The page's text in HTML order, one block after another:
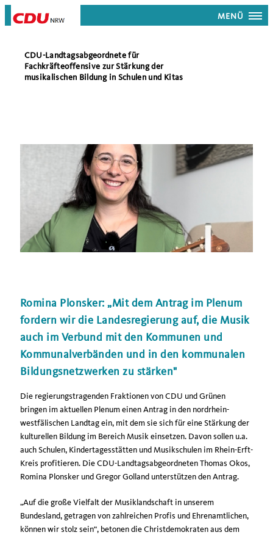
MENÜ
CDU-Landtagsabgeordnete für
Fachkräfteoffensive zur Stärkung der
musikalischen Bildung in Schulen und Kitas
Romina Plonsker: „Mit dem Antrag im Plenum
fordern wir die Landesregierung auf, die Musik
auch im Verbund mit den Kommunen und
Kommunalverbänden und in den kommunalen
Bildungsnetzwerken zu stärken"
Die regierungstragenden Fraktionen von CDU und Grünen
bringen im aktuellen Plenum einen Antrag in den nordrhein-
westfälischen Landtag ein, mit dem sie sich für eine Stärkung der
kulturellen Bildung im Bereich Musik einsetzen. Davon sollen u.a.
auch Schulen, Kindertagesstätten und Musikschulen im Rhein-Erft-
Kreis profitieren. Die CDU-Landtagsabgeordneten Thomas Okos,
Romina Plonsker und Gregor Golland unterstützen den Antrag.
Auf die große Vielfalt der Musiklandschaft in unserem
Bundesland, getragen von zahlreichen Profis und Ehrenamtlichen,
können wir stolz sein“, betonen die Christdemokraten aus dem